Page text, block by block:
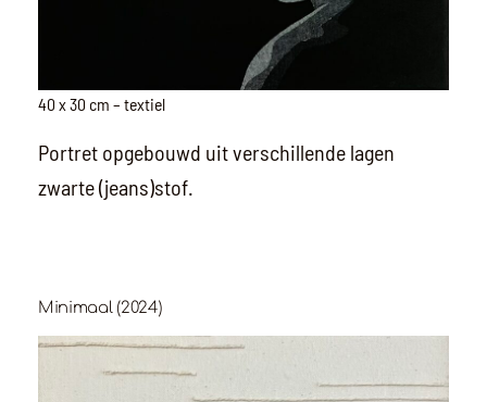
40 x 30 cm – textiel
Portret opgebouwd uit verschillende lagen
zwarte (jeans)stof.
Minimaal (2024)